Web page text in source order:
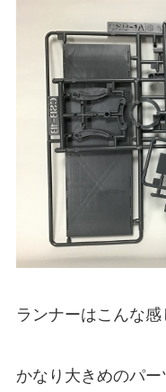
ランナーはこんな感
かなり大きめのパー